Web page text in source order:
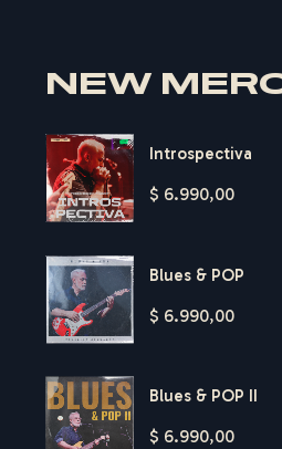
NEW
Introspectiva
$ 6.990,00
Blues & POP
$ 6.990,00
Blues & POP II
$ 6.990,00